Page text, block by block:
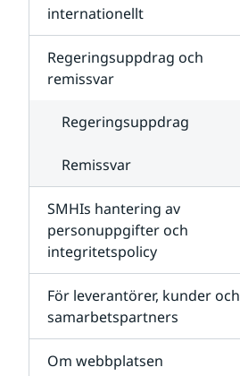
internationellt
Regeringsuppdrag och
remissvar
Regeringsuppdrag
Remissvar
SMHIs hantering av
personuppgifter och
integritetspolicy
För leverantörer, kunder och
samarbetspartners
Om webbplatsen